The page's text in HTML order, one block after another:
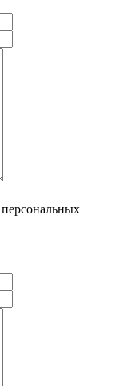
персональных